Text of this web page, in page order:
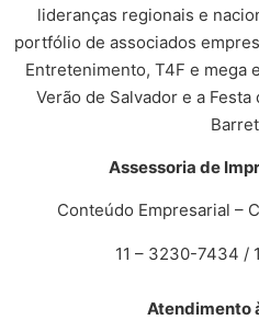
lideranças regionais e
portfólio de associados
Entretenimento, T4F e mega
Verão de Salvador e a
Assessoria de
Conteúdo Empresarial –
11 – 3230-7434 /
Atendimento